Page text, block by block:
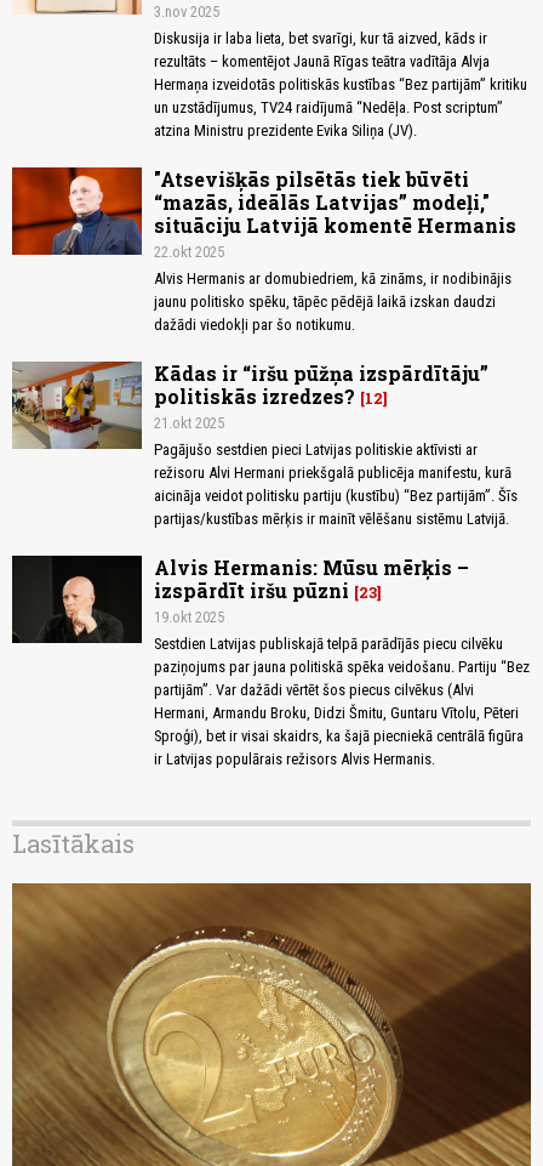
3.nov 2025
Diskusija ir laba lieta, bet svarīgi, kur tā aizved, kāds ir
rezultāts – komentējot Jaunā Rīgas teātra vadītāja Alvja
Hermaņa izveidotās politiskās kustības “Bez partijām” kritiku
un uzstādījumus, TV24 raidījumā “Nedēļa. Post scriptum”
atzina Ministru prezidente Evika Siliņa (JV).
"Atsevišķās pilsētās tiek būvēti
“mazās, ideālās Latvijas” modeļi,"
situāciju Latvijā komentē Hermanis
22.okt 2025
Alvis Hermanis ar domubiedriem, kā zināms, ir nodibinājis
jaunu politisko spēku, tāpēc pēdējā laikā izskan daudzi
dažādi viedokļi par šo notikumu.
Kādas ir “iršu pūžņa izspārdītāju”
politiskās izredzes?
12
21.okt 2025
Pagājušo sestdien pieci Latvijas politiskie aktīvisti ar
režisoru Alvi Hermani priekšgalā publicēja manifestu, kurā
aicināja veidot politisku partiju (kustību) “Bez partijām”. Šīs
partijas/kustības mērķis ir mainīt vēlēšanu sistēmu Latvijā.
Alvis Hermanis: Mūsu mērķis –
izspārdīt iršu pūzni
23
19.okt 2025
Sestdien Latvijas publiskajā telpā parādījās piecu cilvēku
paziņojums par jauna politiskā spēka veidošanu. Partiju “Bez
partijām”. Var dažādi vērtēt šos piecus cilvēkus (Alvi
Hermani, Armandu Broku, Didzi Šmitu, Guntaru Vītolu, Pēteri
Sproģi), bet ir visai skaidrs, ka šajā piecniekā centrālā figūra
ir Latvijas populārais režisors Alvis Hermanis.
Lasītākais